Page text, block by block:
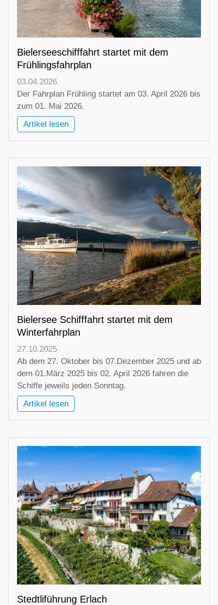
Bielerseeschifffahrt startet mit dem
Frühlingsfahrplan
03.04.2026
Der Fahrplan Frühling startet am 03. April 2026 bis
zum 01. Mai 2026.
Artikel lesen
Bielersee Schifffahrt startet mit dem
Winterfahrplan
27.10.2025
Ab dem 27. Oktober bis 07.Dezember 2025 und ab
dem 01.März 2025 bis 02. April 2026 fahren die
Schiffe jeweils jeden Sonntag.
Artikel lesen
Stedtliführung Erlach